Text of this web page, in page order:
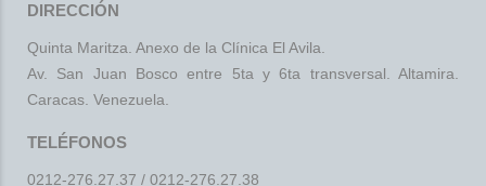
DIRECCIÓN
Quinta Maritza. Anexo de la Clínica El Avila.
Av. San Juan Bosco entre 5ta y 6ta transversal. Altamira.
Caracas. Venezuela.
TELÉFONOS
0212-276.27.37 / 0212-276.27.38